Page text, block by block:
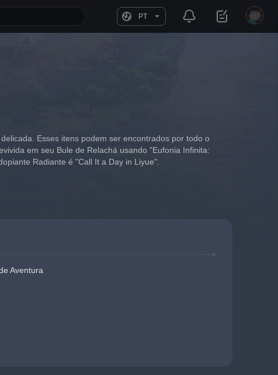
PT
Esses itens podem ser encontrados por todo o
em seu Bule de Relachá usando "Eufonia Infinita:
Radiante é "Call It a Day in Liyue".
Aventura